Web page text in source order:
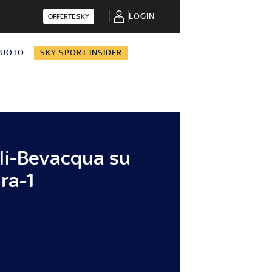
OFFERTE SKY LOGIN
SKY SPORT INSIDER
Bevacqua su
1